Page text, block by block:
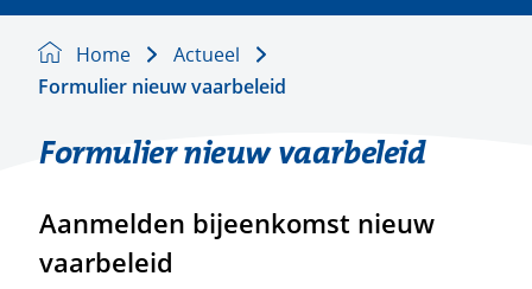
e
Home
Actueel
Formulier nieuw vaarbeleid
Formulier nieuw vaarbeleid
Aanmelden bijeenkomst nieuw
vaarbeleid